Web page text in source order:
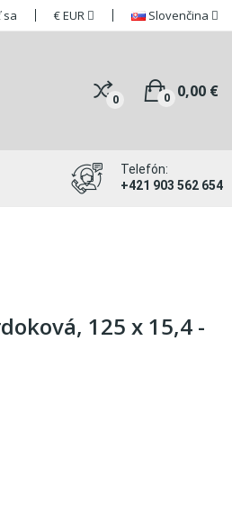
sa €EUR Slovenčina
0 0,00 €
0
Telefón:
+421 903 562 654
125 x 15,4 -